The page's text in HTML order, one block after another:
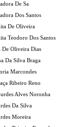
De Sa
Dos Santos
De Oliveira
Teodoro Dos Santos
De Oliveira Dias
Da Silva Braga
Marcondes
Ribeiro Reno
Alves Noronha
Da Silva
Moreira